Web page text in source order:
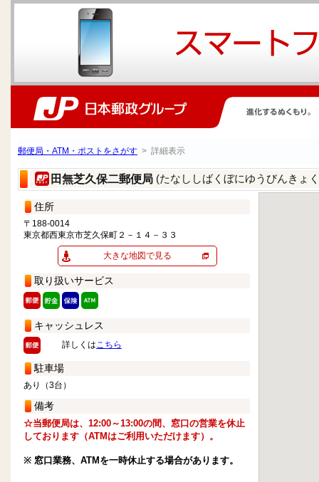
郵便局・ATM・ポストをさがす > 詳細表示
田無芝久保二郵便局 (たなししばくぼにゆうびんきょ
住所
〒188-0014
東京都西東京市芝久保町２－１４－３３
大きな地図で見る
取り扱いサービス
キャッシュレス
詳しくはこちら
駐車場
あり（3台）
備考
☆当郵便局は、12:00～13:00の間、窓口の営業を休止
しております（ATMはご利用いただけます）。
※ 窓口業務、ATMを一時休止する場合があります。